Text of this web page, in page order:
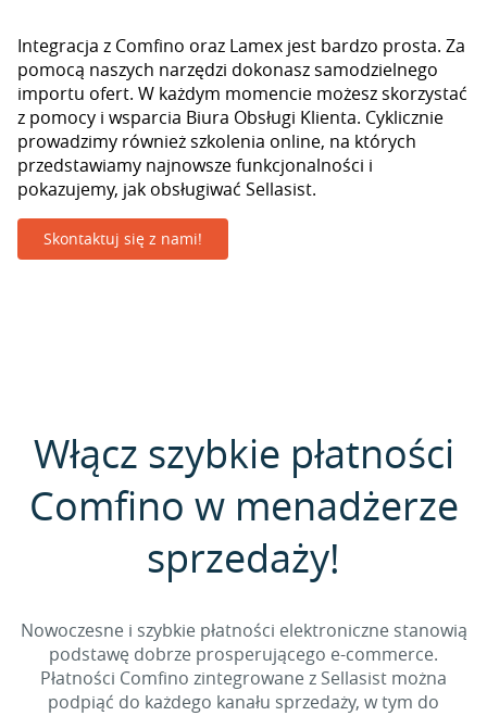
Integracja z Comfino oraz Lamex jest bardzo prosta. Za
pomocą naszych narzędzi dokonasz samodzielnego
importu ofert. W każdym momencie możesz skorzystać
z pomocy i wsparcia Biura Obsługi Klienta. Cyklicznie
prowadzimy również szkolenia online, na których
przedstawiamy najnowsze funkcjonalności i
pokazujemy, jak obsługiwać Sellasist.
Skontaktuj się z nami!
Włącz szybkie płatności
Comfino w menadżerze
sprzedaży!
Nowoczesne i szybkie płatności elektroniczne stanowią
podstawę dobrze prosperującego e-commerce.
Płatności Comfino zintegrowane z Sellasist można
podpiąć do każdego kanału sprzedaży, w tym do